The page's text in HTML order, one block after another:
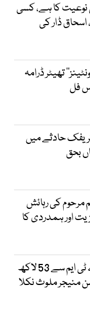
نوعیت کا ہے، کسی
ڈار کی
تھیٹر ڈرامہ
فل
حادثے میں
بحق
مرحوم کی رہائش
اور ہمدردی کا
کراچی: نجی بینک کے اے ٹی ایم سے 53 لاکھ
منیجر ملوث نکلا